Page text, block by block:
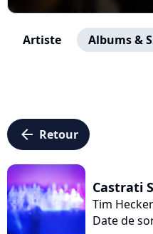
Artiste Albums &
arrow_left Retour
Castrati
Tim Hecker
Date de